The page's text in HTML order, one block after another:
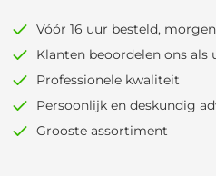
Vóór 16 uur besteld,
Klanten beoordelen ons als
Professionele kwaliteit
Persoonlijk en deskundig
Grooste assortiment